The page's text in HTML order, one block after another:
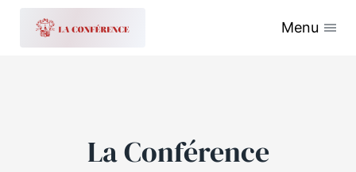
Menu
La Conférence